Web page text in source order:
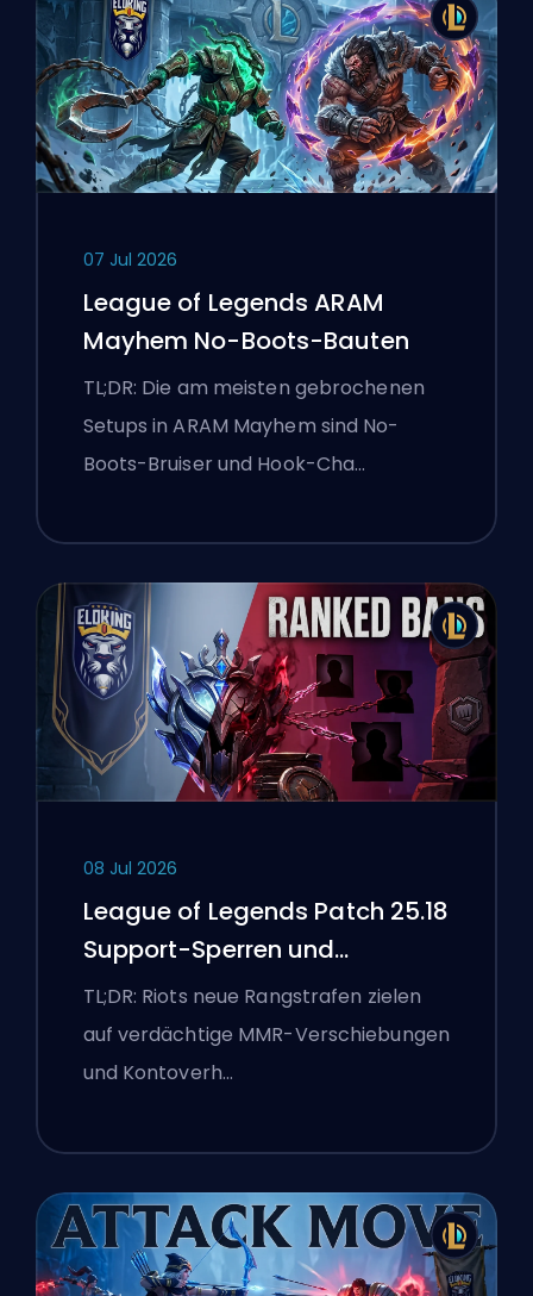
07 Jul 2026
League of Legends ARAM
Mayhem No-Boots-Bauten
TL;DR: Die am meisten gebrochenen
Setups in ARAM Mayhem sind No-
Boots-Bruiser und Hook-Cha…
08 Jul 2026
League of Legends Patch 25.18
Support-Sperren und
Boosting-Flaggen
TL;DR: Riots neue Rangstrafen zielen
auf verdächtige MMR-Verschiebungen
und Kontoverh…